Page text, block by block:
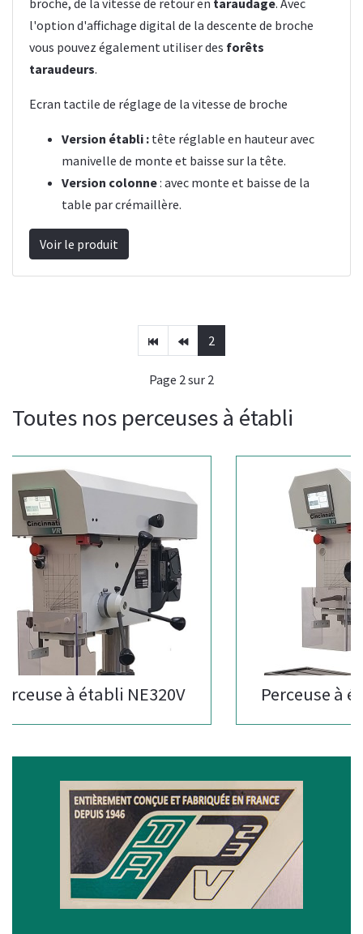
l'option d'affichage digital de la descente de broche
vous pouvez également utiliser des forêts
taraudeurs.
Ecran tactile de réglage de la vitesse de broche
Version établi : tête réglable en hauteur avec
manivelle de monte et baisse sur la tête.
Version colonne: avec monte et baisse de la
table par crémaillère.
Voir le produit
2
Page 2 sur 2
Toutes nos perceuses à établi
à établi NE320V Perceuse à